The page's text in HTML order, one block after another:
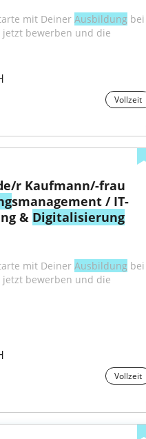
mit Deiner Ausbildung bei
jetzt bewerben und die
Vollzeit
smanagement / IT-
& Digitalisierung
mit Deiner Ausbildung bei
jetzt bewerben und die
Vollzeit